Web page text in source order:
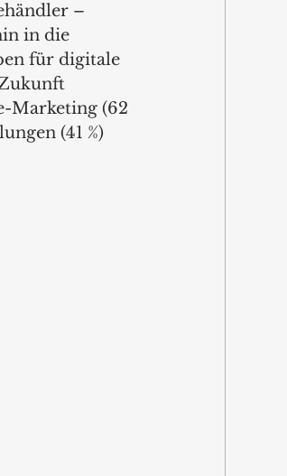
–
in die
für digitale
Marketing (62
(41 %)